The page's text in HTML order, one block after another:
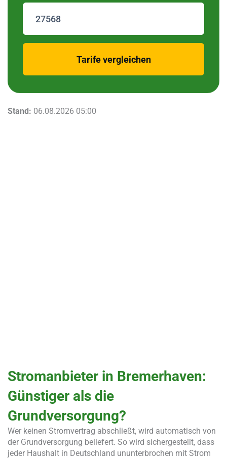
Tarife vergleichen
Stand: 06.08.2026 05:00
Stromanbieter in Bremerhaven:
Günstiger als die
Grundversorgung?
Wer keinen Stromvertrag abschließt, wird automatisch von
der Grundversorgung beliefert. So wird sichergestellt, dass
jeder Haushalt in Deutschland ununterbrochen mit Strom